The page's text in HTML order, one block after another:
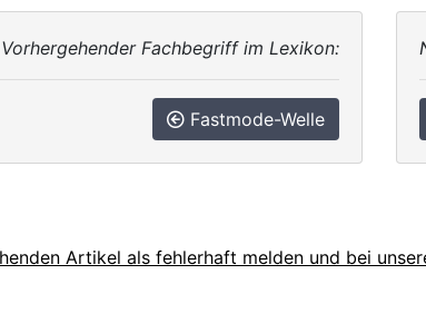
Vorhergehender Fachbegriff im Lexikon:
Fastmode-Welle
Artikel als fehlerhaft melden und bei